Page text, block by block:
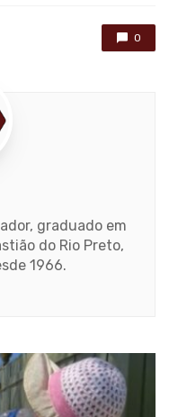
0
graduado em
do Rio Preto,
1966.